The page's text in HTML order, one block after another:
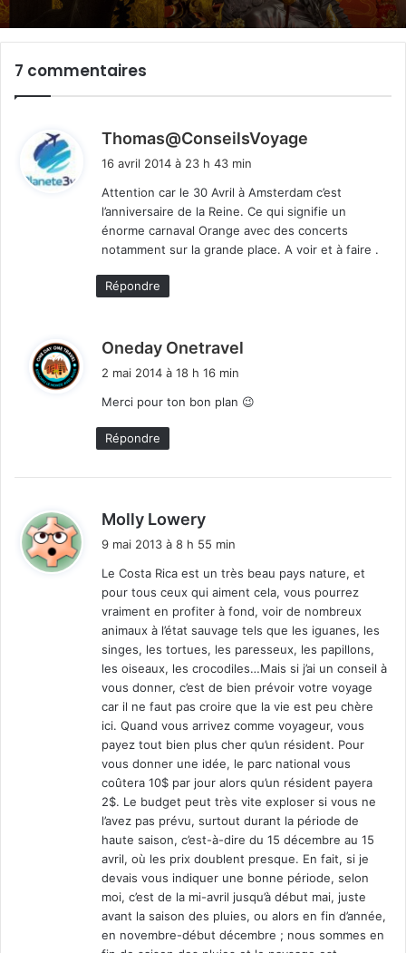
7 commentaires
Thomas@ConseilsVoyage
:
16 avril 2014 à 23 h 43 min
Attention car le 30 Avril à Amsterdam c’est
l’anniversaire de la Reine. Ce qui signifie un
énorme carnaval Orange avec des concerts
notamment sur la grande place. A voir et à faire .
Répondre
Oneday Onetravel
2 mai 2014 à 18 h 16 min
Merci pour ton bon plan 😉
Répondre
Molly Lowery
:
9 mai 2013 à 8 h 55 min
Le Costa Rica est un très beau pays nature, et
pour tous ceux qui aiment cela, vous pourrez
vraiment en profiter à fond, voir de nombreux
animaux à l’état sauvage tels que les iguanes, les
singes, les tortues, les paresseux, les papillons,
les oiseaux, les crocodiles…Mais si j’ai un conseil à
vous donner, c’est de bien prévoir votre voyage
car il ne faut pas croire que la vie est peu chère
ici. Quand vous arrivez comme voyageur, vous
payez tout bien plus cher qu’un résident. Pour
vous donner une idée, le parc national vous
coûtera 10$ par jour alors qu’un résident payera
2$. Le budget peut très vite exploser si vous ne
l’avez pas prévu, surtout durant la période de
haute saison, c’est-à-dire du 15 décembre au 15
avril, où les prix doublent presque. En fait, si je
devais vous indiquer une bonne période, selon
moi, c’est de la mi-avril jusqu’à début mai, juste
avant la saison des pluies, ou alors en fin d’année,
en novembre-début décembre ; nous sommes en